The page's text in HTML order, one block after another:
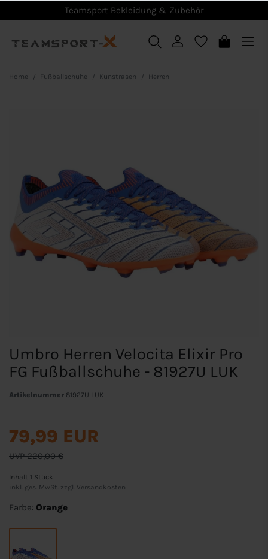
Teamsport Bekleidung & Zubehör
Home Fußballschuhe Kunstrasen Herren
Umbro Herren Velocita Elixir Pro
FG Fußballschuhe - 81927U LUK
Artikelnummer 81927U LUK
UVP 220,00 €
79,99 EUR
Inhalt 1 Stück
inkl. ges. MwSt. zzgl.
Versandkosten
Farbe: Orange